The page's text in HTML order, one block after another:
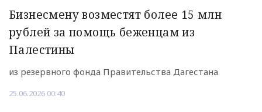
Бизнесмену возместят более 15 млн
рублей за помощь беженцам из
Палестины
из резервного фонда Правительства Дагестана
25.06.2026 00:40